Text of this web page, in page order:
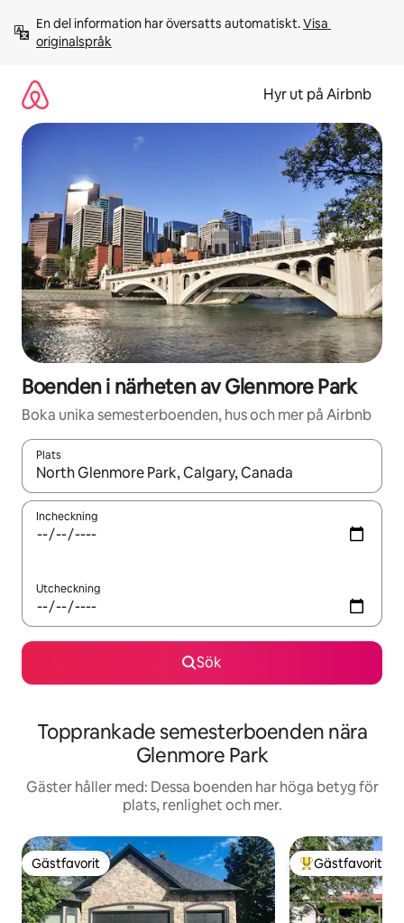
innehåll
En del information har översatts automatiskt. Visa
originalspråk
Hyr ut på Airbnb
Boenden i närheten av Glenmore Park
Boka unika semesterboenden, hus och mer på Airbnb
Plats
När resultaten är tillgängliga kan du navigera med upp- och
Incheckning
Utcheckning
Sök
Topprankade semesterboenden nära
Glenmore Park
Gäster håller med: Dessa boenden har höga betyg för
plats, renlighet och mer.
Gästfavorit
Gästfavorit Populär
Gästfavorit